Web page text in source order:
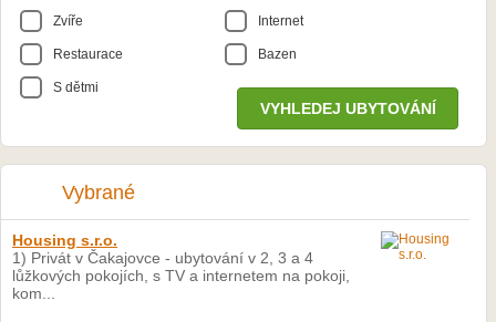
Zvíře Internet
Restaurace Bazen
S dětmi
Vybrané
Housing s.r.o.
1) Privát v Čakajovce - ubytování v 2, 3 a 4
lůžkových pokojích, s TV a internetem na pokoji,
kom...